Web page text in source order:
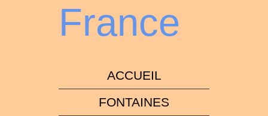
France
ACCUEIL
FONTAINES